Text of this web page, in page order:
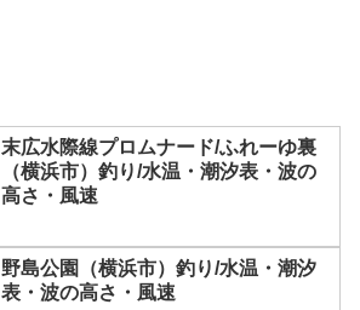
末広水際線プロムナード/ふれーゆ裏
（横浜市）釣り/水温・潮汐表・波の
高さ・風速
野島公園（横浜市）釣り/水温・潮汐
表・波の高さ・風速